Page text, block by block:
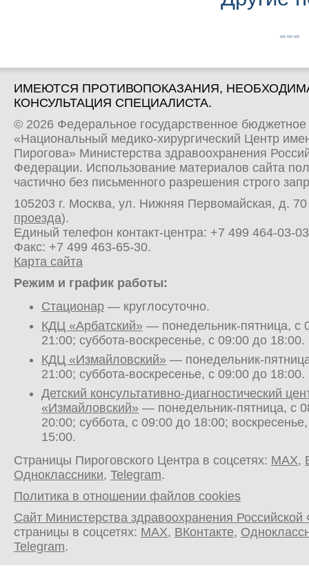
ИМЕЮТСЯ ПРОТИВОПОКАЗАНИЯ,
КОНСУЛЬТАЦИЯ СПЕЦИАЛИСТА.
© 2026 Федеральное государственное
«Национальный медико-хирургический Центр
Пирогова» Министерства здравоохранения
Федерации. Использование материалов сайта
частично без письменного разрешения строго
105203 г. Москва, ул. Нижняя Первомайская, д.
проезда).
Единый телефон контакт-центра: +7 499 464-03-03
Факс: +7 499 463-65-30.
Карта сайта
Режим и график работы:
Стационар — круглосуточно.
КДЦ «Арбатский» — понедельник-пятница, с
21:00; суббота-воскресенье, с 09:00 до 18:00.
КДЦ «Измайловский» — понедельник-
21:00; суббота-воскресенье, с 09:00 до 18:00.
Детский консультативно-диагностический
«Измайловский» — понедельник-пятница, с
20:00; суббота, с 09:00 до 18:00;
15:00.
Страницы Пироговского Центра в соцсетях: MAX,
Одноклассники, Telegram.
Политика в отношении файлов cookies
Сайт Министерства здравоохранения
страницы в соцсетях: MAX, ВКонтакте,
Telegram.